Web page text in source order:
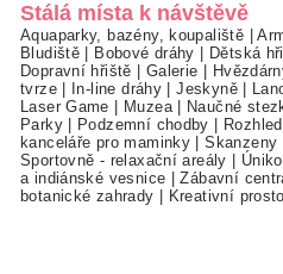
Stálá místa k návštěvě
Aquaparky, bazény, koupaliště |
Bludiště
Bobové dráhy Dětská
Dopravní hřiště
Galerie
tvrze| In-line dráhy |Jeskyně|
Laser Game
Muzea| Naučné
Parky| Podzemní chodby
kanceláře pro maminky |Skanzeny
Sportovně - relaxační areály
a indiánské vesnice |Zábavní
botanické zahrady
Kreativní